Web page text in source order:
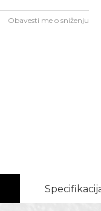
Obavesti me o sniženju